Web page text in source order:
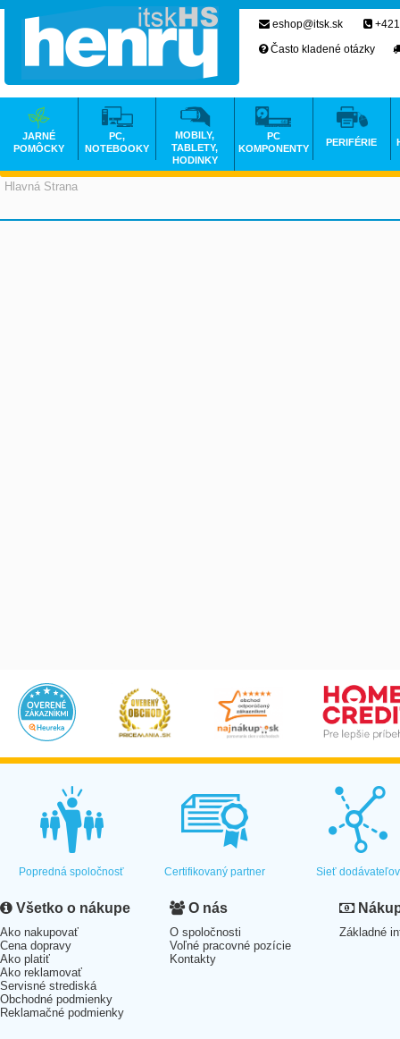
Hlavná Strana
eshop@itsk.sk
Často kladené otázky
JARNÉ
POMÔCKY
PC,
NOTEBOOKY
MOBILY,
TABLETY,
HODINKY
PC
KOMPONENTY
PERIFÉRIE
Popredná spoločnosť Certifikovaný partner Sieť dodávateľov
Všetko o nákupe
Ako nakupovať
Cena dopravy
Ako platiť
Ako reklamovať
Servisné strediská
Obchodné podmienky
Reklamačné podmienky
O nás
O spoločnosti
Voľné pracovné pozície
Kontakty
Základné